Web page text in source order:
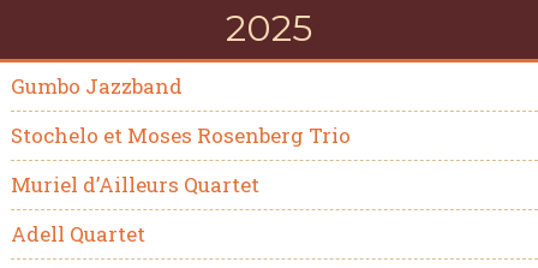
2025
Gumbo Jazzband
Stochelo et Moses Rosenberg Trio
Muriel d’Ailleurs Quartet
Adell Quartet